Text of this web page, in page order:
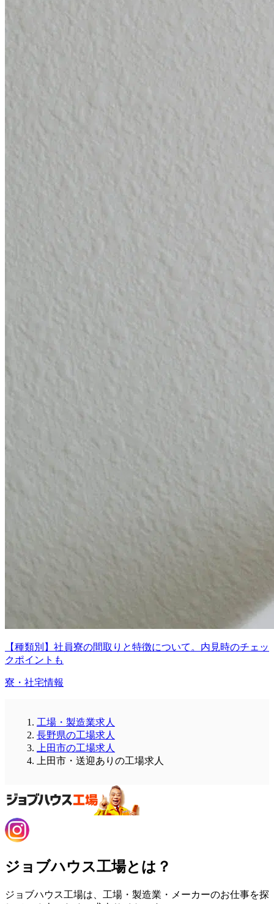
【種類別】社員寮の間取りと特徴について。内見時のチェッ
クポイントも
寮・社宅情報
工場・製造業求人
長野県の工場求人
上田市の工場求人
上田市・送迎ありの工場求人
ジョブハウス工場とは？
ジョブハウス工場は、工場・製造業・メーカーのお仕事を探